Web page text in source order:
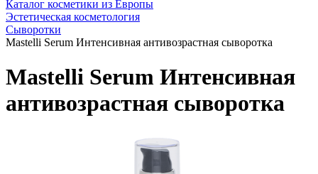
Каталог косметики из Европы
Эстетическая косметология
Сыворотки
Mastelli Serum Интенсивная антивозрастная сыворотка
Mastelli Serum Интенсивная
антивозрастная сыворотка